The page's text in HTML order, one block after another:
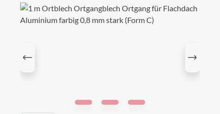
Bildergalerie überspringen